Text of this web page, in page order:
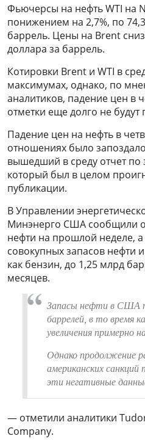
Фьючерсы на нефть WTI на
понижением на 2,7%, по
баррель. Цены на Brent
доллара за баррель.
Котировки Brent и WTI в
максимумах, однако, по
аналитиков, падение цен в
отметки еще долго не
Падение цен на нефть в
отношениях было
вышедший в среду отчет
который был в целом
публикации.
В Управлении
Минэнерго США сообщили о
нефти на прошлой неделе,
совокупных запасов нефти
как бензин, до 1,25 млрд
месяцев.
Запасы нефти в США
баррелей, в то время
увеличения примерно
Однако продолжение
американских
эти негативные
— отметили аналитики
Company.